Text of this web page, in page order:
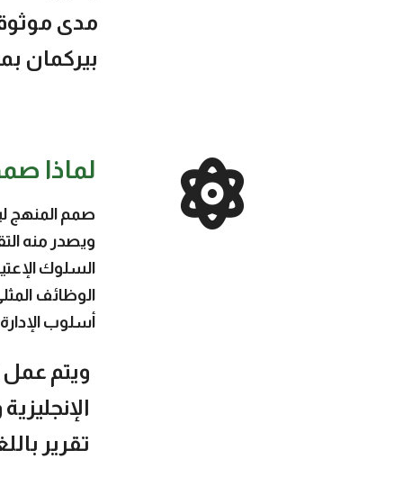
مدى
بيركمان
لماذا
صمم المنهج
ويصدر منه
السلوك
الوظائف
أسلوب
ويتم عمل
تقرير